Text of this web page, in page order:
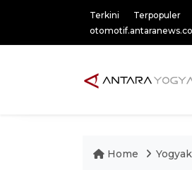
Terkini Terpopuler
Home